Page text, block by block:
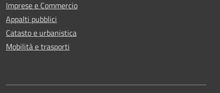
Imprese e Commercio
Appalti pubblici
Catasto e urbanistica
Mobilità e trasporti